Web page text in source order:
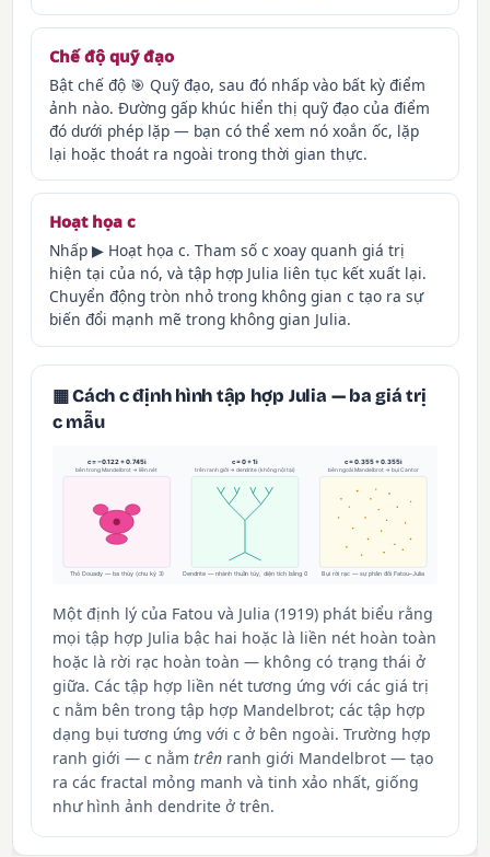
Chế độ quỹ đạo
Bật chế độ 🎯 Quỹ đạo, sau đó nhấp vào bất kỳ điểm
ảnh nào. Đường gấp khúc hiển thị quỹ đạo của điểm
đó dưới phép lặp — bạn có thể xem nó xoắn ốc, lặp
lại hoặc thoát ra ngoài trong thời gian thực.
Hoạt họa c
Nhấp ▶ Hoạt họa c. Tham số c xoay quanh giá trị
hiện tại của nó, và tập hợp Julia liên tục kết xuất lại.
Chuyển động tròn nhỏ trong không gian c tạo ra sự
biến đổi mạnh mẽ trong không gian Julia.
▦ Cách c định hình tập hợp Julia — ba giá trị
c mẫu
c = −0.122 + 0.745i
bên trong Mandelbrot → liền nét
Thỏ Douady — ba thùy (chu kỳ 3)
c = 0 + 1i
trên ranh giới → dendrite (không nội tại)
Dendrite — nhánh thuần túy, diện tích bằng 0
c = 0.355 + 0.355i
bên ngoài Mandelbrot → bụi Cantor
Bụi rời rạc — sự phân đôi Fatou–Julia
Một định lý của Fatou và Julia (1919) phát biểu rằng
mọi tập hợp Julia bậc hai hoặc là liền nét hoàn toàn
hoặc là rời rạc hoàn toàn — không có trạng thái ở
giữa. Các tập hợp liền nét tương ứng với các giá trị
c nằm bên trong tập hợp Mandelbrot; các tập hợp
dạng bụi tương ứng với c ở bên ngoài. Trường hợp
ranh giới — c nằm trênranh giới Mandelbrot — tạo
ra các fractal mỏng manh và tinh xảo nhất, giống
như hình ảnh dendrite ở trên.